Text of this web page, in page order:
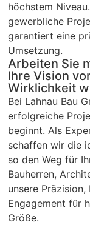
höchstem
gewerbliche
garantiert eine
Umsetzung.
Arbeiten Sie
Ihre Vision
Wirklichkeit
Bei Lahnau Bau
erfolgreiche
beginnt. Als
schaffen wir die
so den Weg für
Bauherren,
unsere
Engagement für
Größe.